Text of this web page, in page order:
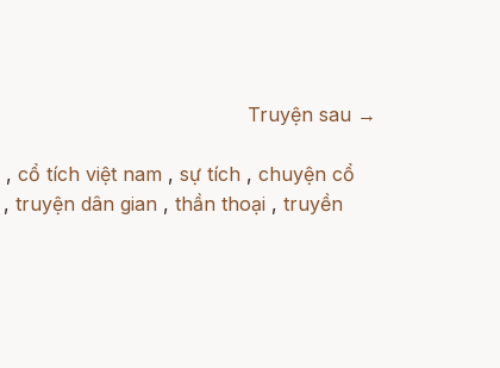
Truyện sau →
, cổ tích việt nam , sự tích , chuyện cổ
, truyện dân gian , thần thoại , truyền